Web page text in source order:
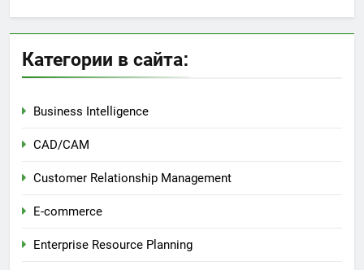
Категории в сайта:
Business Intelligence
CAD/CAM
Customer Relationship Management
E-commerce
Enterprise Resource Planning